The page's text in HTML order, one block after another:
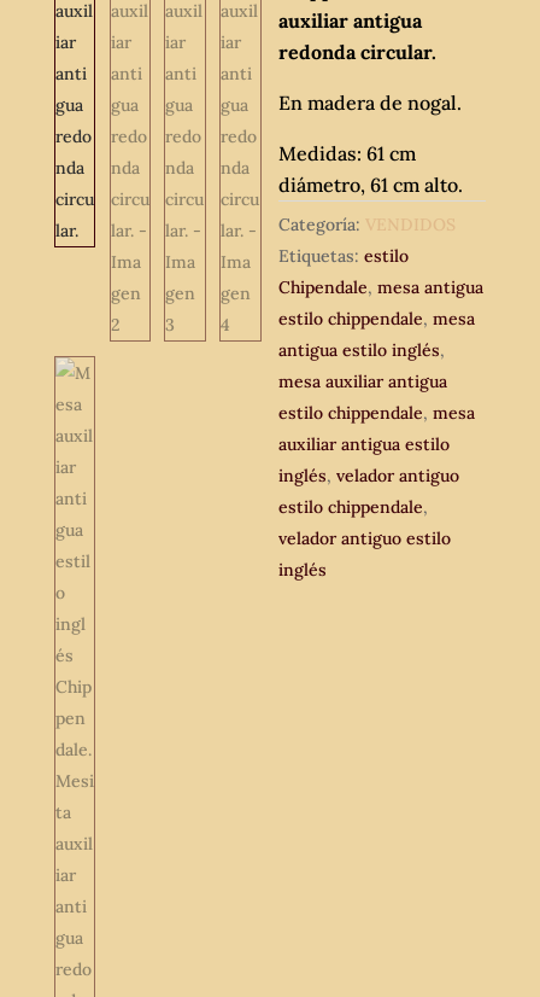
auxiliar antigua
redonda circular.
En madera de nogal.
Medidas: 61 cm
diámetro, 61 cm alto.
Categoría: VENDIDOS
Etiquetas:estilo
Chipendale,mesa antigua
estilo chippendale,mesa
antigua estilo inglés,
mesa auxiliar antigua
estilo chippendale,mesa
auxiliar antigua estilo
inglés,velador antiguo
estilo chippendale,
velador antiguo estilo
inglés